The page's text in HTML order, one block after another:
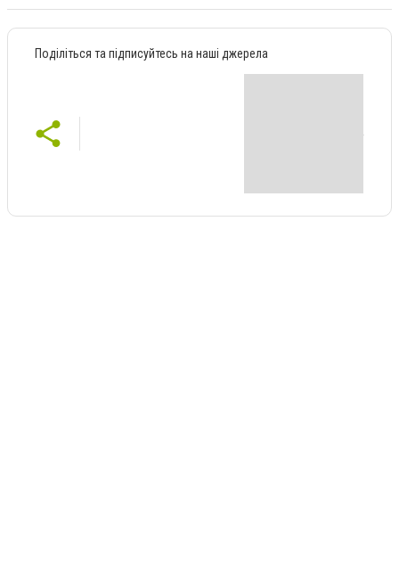
Поділіться та підписуйтесь на наші джерела